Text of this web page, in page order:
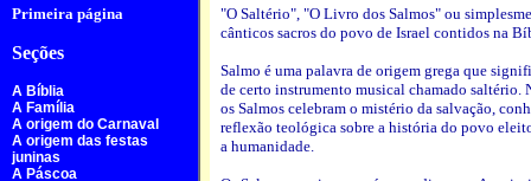
Primeira página
"O Saltério", "O Livro dos Salmos" ou
cânticos sacros do povo de Israel contidos na
Salmo é uma palavra de origem grega que
de certo instrumento musical chamado saltério.
os Salmos celebram o mistério da salvação,
reflexão teológica sobre a história do povo
a humanidade.
Seções
A Bíblia
A Família
A origem do Carnaval
A origem das festas
juninas
A Páscoa